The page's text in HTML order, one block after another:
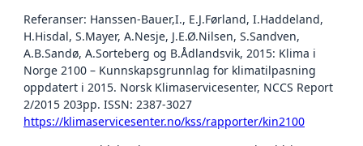
Referanser: Hanssen-Bauer,I., E.J.Førland, I.Haddeland,
H.Hisdal, S.Mayer, A.Nesje, J.E.Ø.Nilsen, S.Sandven,
A.B.Sandø, A.Sorteberg og B.Ådlandsvik, 2015: Klima i
Norge 2100 – Kunnskapsgrunnlag for klimatilpasning
oppdatert i 2015. Norsk Klimaservicesenter, NCCS Report
2/2015 203pp. ISSN: 2387-3027
https://klimaservicesenter.no/kss/rapporter/kin2100